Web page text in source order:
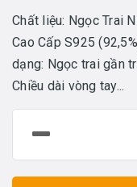
Chất liệu: Ngọc Trai
Cao Cấp S925
dạng: Ngọc trai gần
Chiều dài vòng tay...